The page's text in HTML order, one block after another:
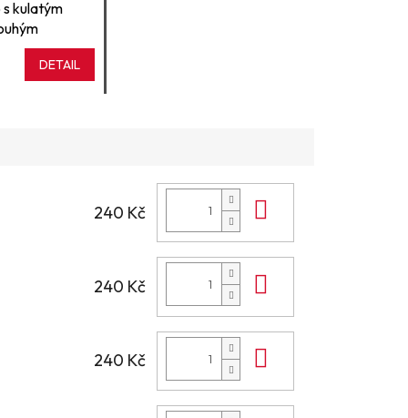
kulatým
DETAIL
240 Kč
240 Kč
240 Kč